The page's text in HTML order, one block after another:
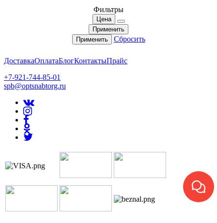
Фильтры
Цена
Применить
Применить
Сбросить
ДоставкаОплатаБлогКонтактыПрайс
+7-921-744-85-01
spb@optsnabtorg.ru